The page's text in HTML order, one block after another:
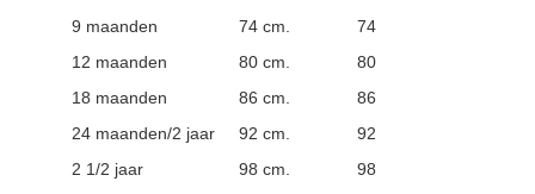
9 maanden
74 cm.
74
12 maanden
80 cm.
80
18 maanden
86 cm.
86
24 maanden/2 jaar
92 cm.
92
2 1/2 jaar
98 cm.
98